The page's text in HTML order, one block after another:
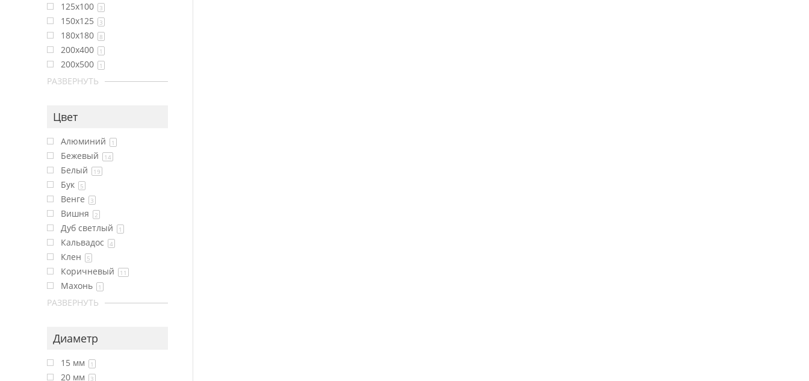
125x100 3
150x125 3
180x180 8
200x400 1
200x500 1
РАЗВЕРНУТЬ
Цвет
Алюминий 1
Бежевый 14
Белый 19
Бук 5
Венге 3
Вишня 2
Дуб светлый 1
Кальвадос 4
Клен 5
Коричневый 11
Махонь 1
РАЗВЕРНУТЬ
Диаметр
15 мм 1
20 мм 3